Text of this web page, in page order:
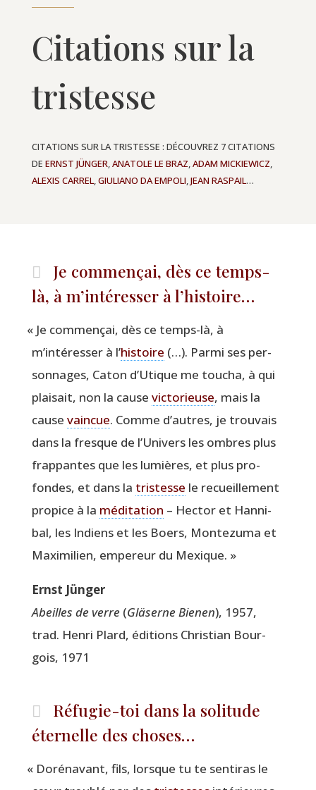
Citations sur la
tristesse
CITATIONS SUR LA TRISTESSE : DÉCOUVREZ 7 CITATIONS
DE ERNST JÜNGER,ANATOLE LE BRAZ,ADAM MICKIEWICZ,
ALEXIS CARREL,GIULIANO DA EMPOLI,JEAN RASPAIL…
Je commençai, dès ce temps-
là, à m’intéresser à l’histoire…
« Je com­men­çai, dès ce temps-là, à
m’intéresser à l’his­toire (…). Par­mi ses per­
son­nages, Caton d’Utique me tou­cha, à qui
plai­sait, non la cause vic­to­rieuse, mais la
cause vain­cue. Comme d’autres, je trou­vais
dans la fresque de l’Univers les ombres plus
frap­pantes que les lumières, et plus pro­
fondes, et dans la tris­tesse le recueille­ment
pro­pice à la médi­ta­tion – Hec­tor et Han­ni­
bal, les Indiens et les Boers, Mon­te­zu­ma et
Maxi­mi­lien, empe­reur du Mexique. »
Ernst Jün­ger
Abeilles de verre (Glä­serne Bie­nen), 1957,
trad. Hen­ri Plard, édi­tions Chris­tian Bour­
gois, 1971
Réfugie-toi dans la solitude
éternelle des choses…
« Doré­na­vant, fils, lorsque tu te sen­ti­ras le